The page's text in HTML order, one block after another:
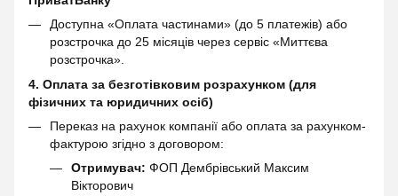
Доступна «Оплата частинами» (до 5 платежів) або
розстрочка до 25 місяців через сервіс «Миттєва
розстрочка».
4. Оплата за безготівковим розрахунком (для
фізичних та юридичних осіб)
Переказ на рахунок компанії або оплата за рахунком-
фактурою згідно з договором:
Отримувач: ФОП Дембрівський Максим
Вікторович